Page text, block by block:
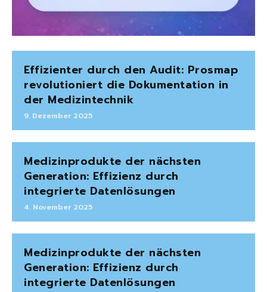
Effizienter durch den Audit: Prosmap
revolutioniert die Dokumentation in
der Medizintechnik
9. Dezember 2025
Medizinprodukte der nächsten
Generation: Effizienz durch
integrierte Datenlösungen
4. November 2025
Medizinprodukte der nächsten
Generation: Effizienz durch
integrierte Datenlösungen